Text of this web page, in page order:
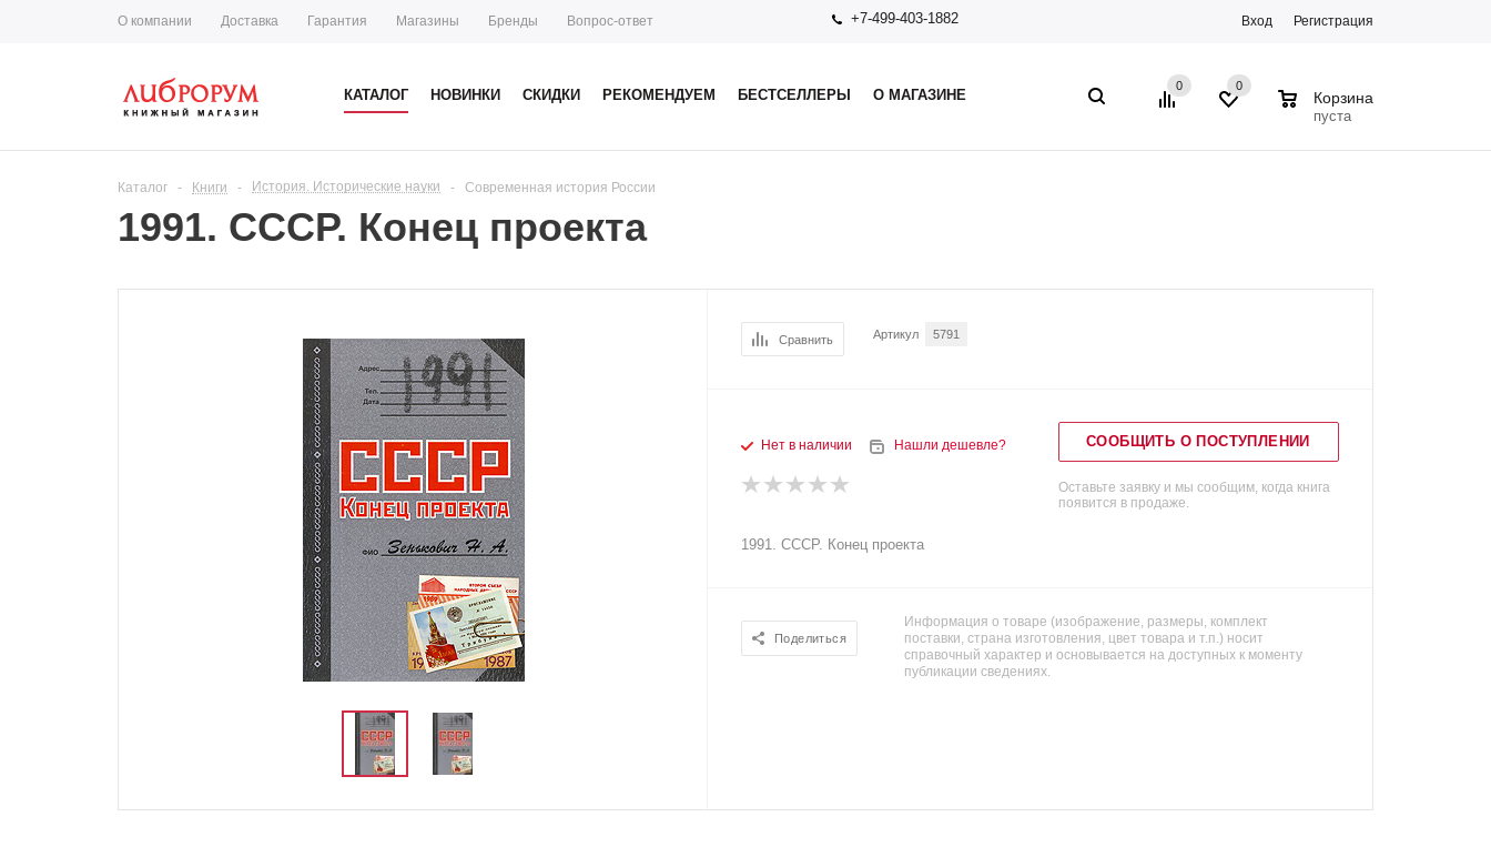
О компании Доставка Гарантия Магазины Бренды Вопрос-ответ +7-499-403-1882 Вход Регистрация
КАТАЛОГ НОВИНКИ СКИДКИ РЕКОМЕНДУЕМ БЕСТСЕЛЛЕРЫ О МАГАЗИНЕ
0 0
Корзина
пуста
Каталог - Книги - История. Исторические науки - Современная история России
1991. СССР. Конец проекта
Сравнить Артикул 5791
Нет в наличии Нашли дешевле? СООБЩИТЬ О ПОСТУПЛЕНИИ
Оставьте заявку и мы сообщим, когда книга
появится в продаже.
1991. СССР. Конец проекта
Поделиться
Информация о товаре (изображение, размеры, комплект
поставки, страна изготовления, цвет товара и т.п.) носит
справочный характер и основывается на доступных к моменту
публикации сведениях.